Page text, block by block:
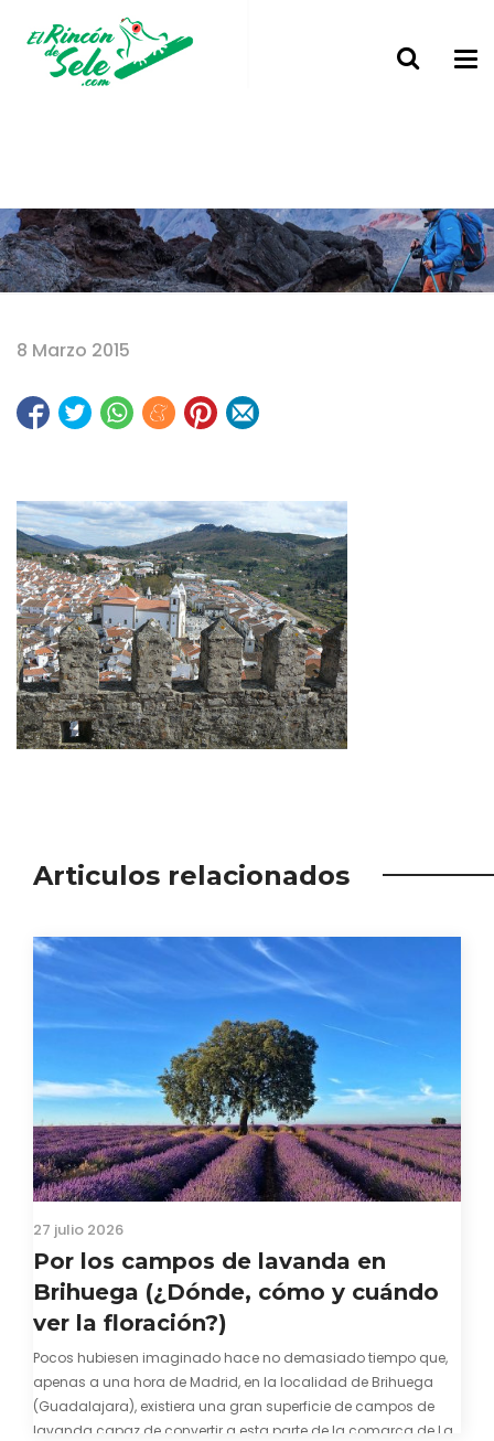
8 Marzo 2015
Articulos relacionados
27 julio 2026
Por los campos de lavanda en
Brihuega (¿Dónde, cómo y cuándo
ver la floración?)
Pocos hubiesen imaginado hace no demasiado tiempo que,
apenas a una hora de Madrid, en la localidad de Brihuega
(Guadalajara), existiera una gran superficie de campos de
lavanda capaz de convertir a esta parte de la comarca de La